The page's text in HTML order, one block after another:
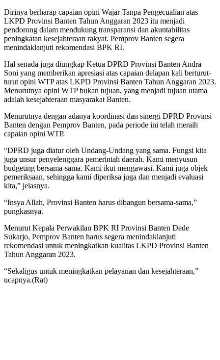
Dirinya berharap capaian opini Wajar Tanpa Pengecualian atas
LKPD Provinsi Banten Tahun Anggaran 2023 itu menjadi
pendorong dalam mendukung transparansi dan akuntabilitas
peningkatan kesejahteraan rakyat. Pemprov Banten segera
menindaklanjuti rekomendasi BPK RI.
Hal senada juga diungkap Ketua DPRD Provinsi Banten Andra
Soni yang memberikan apresiasi atas capaian delapan kali berturut-
turut opini WTP atas LKPD Provinsi Banten Tahun Anggaran 2023.
Menurutnya opini WTP bukan tujuan, yang menjadi tujuan utama
adalah kesejahteraan masyarakat Banten.
Menurutnya dengan adanya koordinasi dan sinergi DPRD Provinsi
Banten dengan Pemprov Banten, pada periode ini telah meraih
capaian opini WTP.
“DPRD juga diatur oleh Undang-Undang yang sama. Fungsi kita
juga unsur penyelenggara pemerintah daerah. Kami menyusun
budgeting bersama-sama. Kami ikut mengawasi. Kami juga objek
pemeriksaan, sehingga kami diperiksa juga dan menjadi evaluasi
kita,” jelasnya.
“Insya Allah, Provinsi Banten harus dibangun bersama-sama,”
pungkasnya.
Menurut Kepala Perwakilan BPK RI Provinsi Banten Dede
Sukarjo, Pemprov Banten harus segera menindaklanjuti
rekomendasi untuk meningkatkan kualitas LKPD Provinsi Banten
Tahun Anggaran 2023.
“Sekaligus untuk meningkatkan pelayanan dan kesejahteraan,”
ucapnya.(Rat)